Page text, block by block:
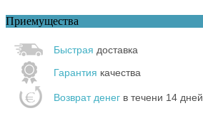
Приемущества
Быстрая доставка
Гарантия качества
Возврат денег в течени 14 дней